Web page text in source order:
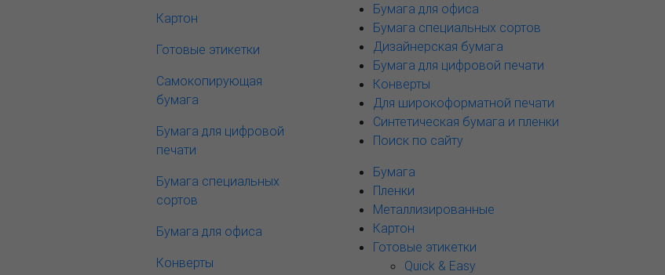
Картон
Готовые этикетки
Самокопирующая
бумага
Бумага для цифровой
печати
Бумага специальных
сортов
Бумага для офиса
Конверты
Бумага для офиса
Бумага специальных сортов
Дизайнерская бумага
Бумага для цифровой печати
Конверты
Для широкоформатной печати
Синтетическая бумага и пленки
Поиск по сайту
Бумага
Пленки
Металлизированные
Картон
Готовые этикетки
Quick & Easy